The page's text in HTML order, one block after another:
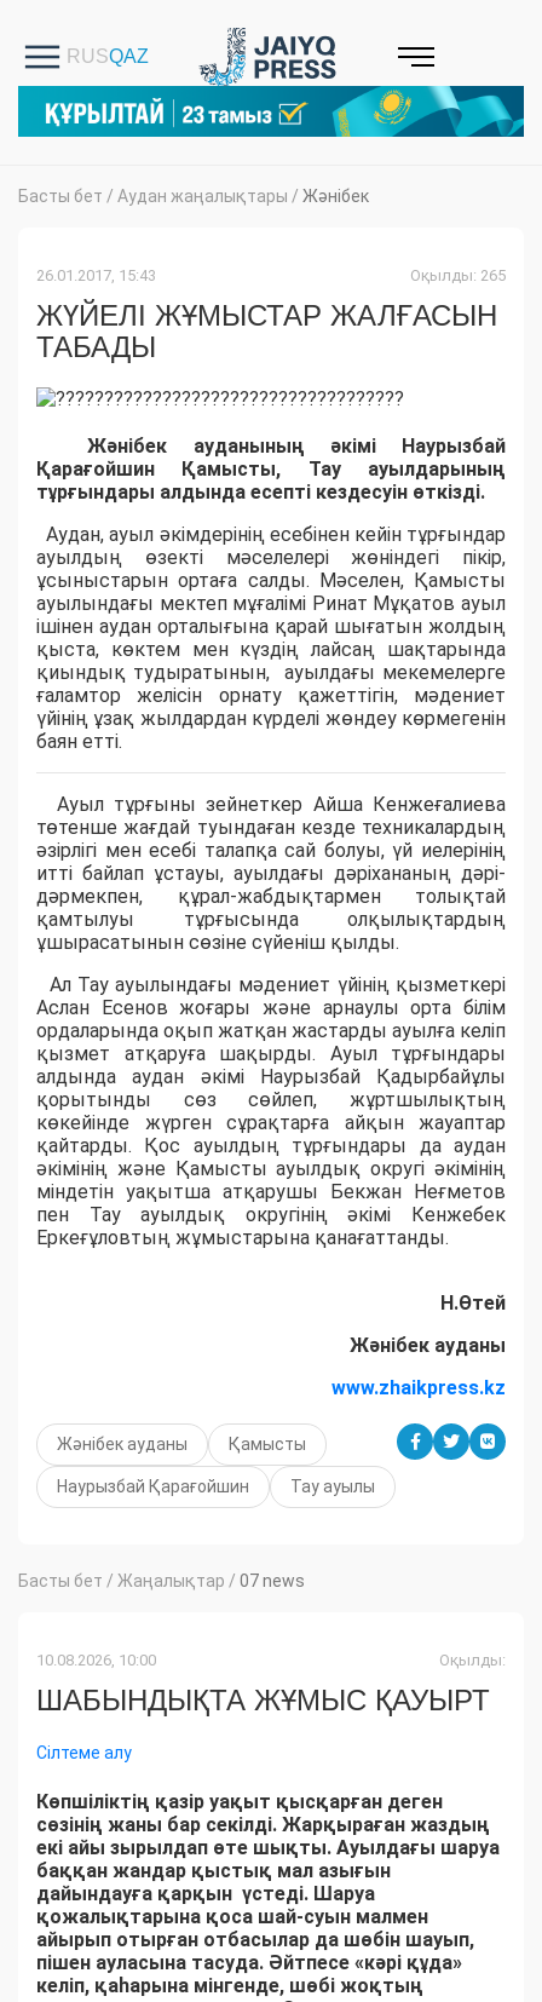
Басты бет / Аудан жаңалықтары / Жәнібек
26.01.2017, 15:43 Оқылды: 265
ЖҮЙЕЛІ ЖҰМЫСТАР ЖАЛҒАСЫН
ТАБАДЫ
Жәнібек ауданының әкімі Наурызбай
Қарағойшин Қамысты, Тау ауылдарының
тұрғындары алдында есепті кездесуін өткізді.
Аудан, ауыл әкімдерінің есебінен кейін тұрғындар
ауылдың өзекті мәселелері жөніндегі пікір,
ұсыныстарын ортаға салды. Мәселен, Қамысты
ауылындағы мектеп мұғалімі Ринат Мұқатов ауыл
ішінен аудан орталығына қарай шығатын жолдың
қыста, көктем мен күздің лайсаң шақтарында
қиындық тудыратынын, ауылдағы мекемелерге
ғаламтор желісін орнату қажеттігін, мәдениет
үйінің ұзақ жылдардан күрделі жөндеу көрмегенін
баян етті.
Ауыл тұрғыны зейнеткер Айша Кенжеғалиева
төтенше жағдай туындаған кезде техникалардың
әзірлігі мен есебі талапқа сай болуы, үй иелерінің
итті байлап ұстауы, ауылдағы дәріхананың дәрі-
дәрмекпен, құрал-жабдықтармен толықтай
қамтылуы тұрғысында олқылықтардың
ұшырасатынын сөзіне сүйеніш қылды.
Ал Тау ауылындағы мәдениет үйінің қызметкері
Аслан Есенов жоғары және арнаулы орта білім
ордаларында оқып жатқан жастарды ауылға келіп
қызмет атқаруға шақырды. Ауыл тұрғындары
алдында аудан әкімі Наурызбай Қадырбайұлы
қорытынды сөз сөйлеп, жұртшылықтың
көкейінде жүрген сұрақтарға айқын жауаптар
қайтарды. Қос ауылдың тұрғындары да аудан
әкімінің және Қамысты ауылдық округі әкімінің
міндетін уақытша атқарушы Бекжан Неғметов
пен Тау ауылдық округінің әкімі Кенжебек
Еркеғұловтың жұмыстарына қанағаттанды.
Н.Өтей
Жәнібек ауданы
www.zhaikpress.kz
Жәнібек ауданы Қамысты
Наурызбай Қарағойшин Тау ауылы
Басты бет / Жаңалықтар / 07 news
10.08.2026, 10:00 Оқылды:
ШАБЫНДЫҚТА ЖҰМЫС ҚАУЫРТ
Сілтеме алу
Көпшіліктің қазір уақыт қысқарған деген
сөзінің жаны бар секілді. Жарқыраған жаздың
екі айы зырылдап өте шықты. Ауылдағы шаруа
баққан жандар қыстық мал азығын
дайындауға қарқын үстеді. Шаруа
қожалықтарына қоса шай-суын малмен
айырып отырған отбасылар да шөбін шауып,
пішен ауласына тасуда. Әйтпесе «кәрі құда»
келіп, қаһарына мінгенде, шөбі жоқтың